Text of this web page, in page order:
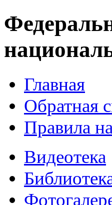
Главная
Обратная
Правила
Видеотека